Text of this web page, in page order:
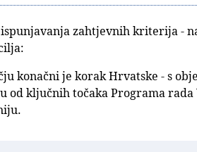
zahtjevnih kriterija -
konačni je korak Hrvatske - s
ključnih točaka Programa rada